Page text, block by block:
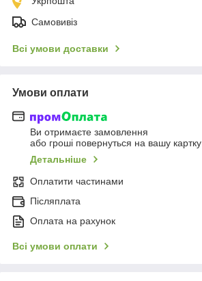
Самовивіз
Всі умови доставки
Умови оплати
Ви отримаєте замовлення
або гроші повернуться на вашу картку
Детальніше
Оплатити частинами
Післяплата
Оплата на рахунок
Всі умови оплати